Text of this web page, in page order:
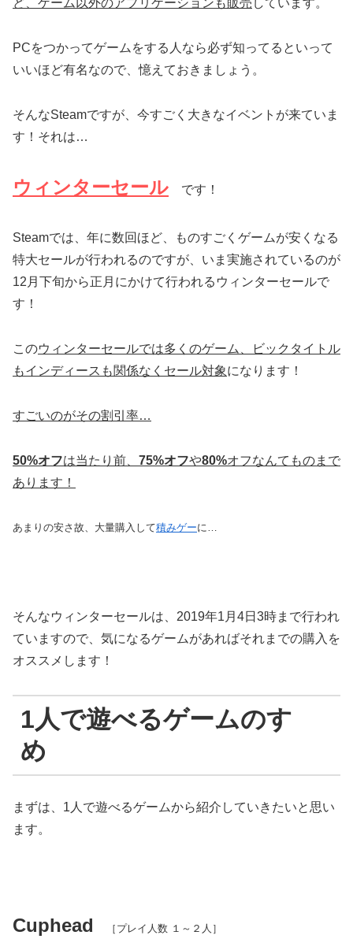
ど、ゲーム以外のアプリケーションも販売 しています。
PCをつかってゲームをする人なら必ず知ってるといって
いいほど有名なので、憶えておきましょう。
そんなSteamですが、今すごく大きなイベントが来ていま
す！それは…
ウィンターセール です！
Steamでは、年に数回ほど、ものすごくゲームが安くなる
特大セールが行われるのですが、いま実施されているのが
12月下旬から正月にかけて行われるウィンターセールで
す！
このウィンターセールでは多くのゲーム、ビックタイトル
もインディースも関係なくセール対象になります！
すごいのがその割引率…
50%オフは当たり前、 75%オフや80%オフなんてものまで
あります！
あまりの安さ故、大量購入して積みゲーに…
そんなウィンターセールは、2019年1月4日3時まで行われ
ていますので、気になるゲームがあればそれまでの購入を
オススメします！
1人で遊べるゲームのすゝ
め
まずは、1人で遊べるゲームから紹介していきたいと思い
ます。
Cuphead ［プレイ人数 １～２人］